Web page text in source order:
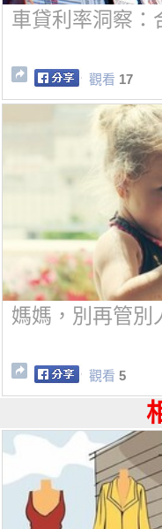
車貸利率洞察：
觀看 17
媽媽，別再管別
觀看 5